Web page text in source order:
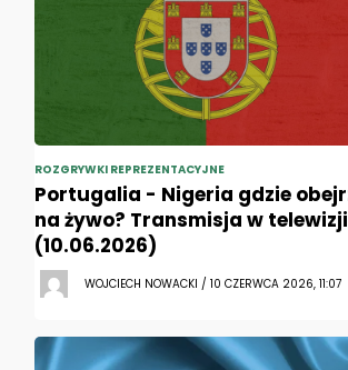
ROZGRYWKI REPREZENTACYJNE
Portugalia - Nigeria gdzie
na żywo? Transmisja w
(10.06.2026)
WOJCIECH NOWACKI / 10 CZERWCA 2026, 11:07